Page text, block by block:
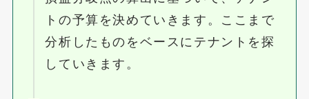
トの予算を決めていきます。ここまで
分析したものをベースにテナントを探
していきます。